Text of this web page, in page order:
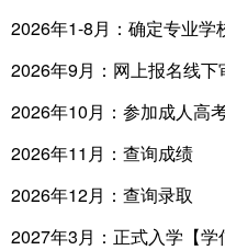
2026年1-8月：确定专业学
2026年9月：网上报名线下
2026年10月：参加成人高
2026年11月：查询成绩
2026年12月：查询录取
2027年3月：正式入学【学